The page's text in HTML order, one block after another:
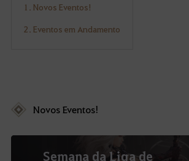
1. Novos Eventos!
2. Eventos em Andamento
Novos Eventos!
Semana da Liga de